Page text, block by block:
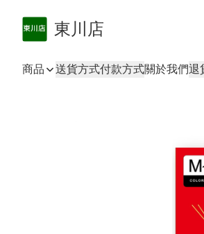
東川店
商品 送貨方式付款方式關於我們退